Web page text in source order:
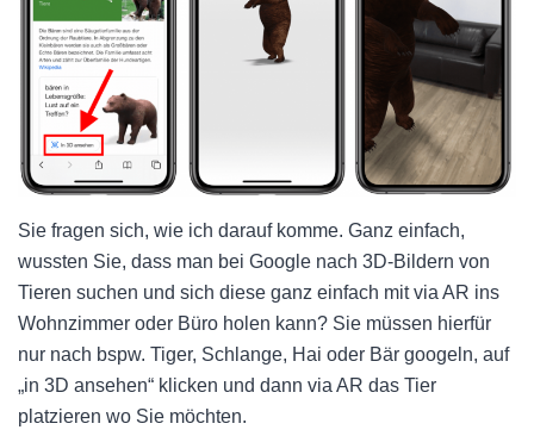
Sie fragen sich, wie ich darauf komme. Ganz einfach,
wussten Sie, dass man bei Google nach 3D-Bildern von
Tieren suchen und sich diese ganz einfach mit via AR ins
Wohnzimmer oder Büro holen kann? Sie müssen hierfür
nur nach bspw. Tiger, Schlange, Hai oder Bär googeln, auf
„in 3D ansehen“ klicken und dann via AR das Tier
platzieren wo Sie möchten.